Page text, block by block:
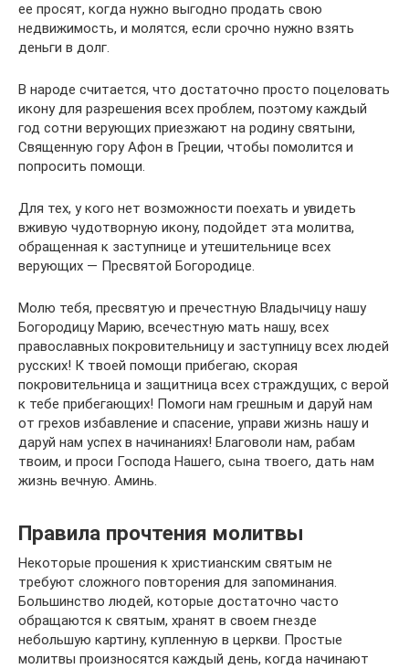
ее просят, когда нужно выгодно продать свою
недвижимость, и молятся, если срочно нужно взять
деньги в долг.
В народе считается, что достаточно просто поцеловать
икону для разрешения всех проблем, поэтому каждый
год сотни верующих приезжают на родину святыни,
Священную гору Афон в Греции, чтобы помолится и
попросить помощи.
Для тех, у кого нет возможности поехать и увидеть
вживую чудотворную икону, подойдет эта молитва,
обращенная к заступнице и утешительнице всех
верующих — Пресвятой Богородице.
Молю тебя, пресвятую и пречестную Владычицу нашу
Богородицу Марию, всечестную мать нашу, всех
православных покровительницу и заступницу всех людей
русских! К твоей помощи прибегаю, скорая
покровительница и защитница всех страждущих, с верой
к тебе прибегающих! Помоги нам грешным и даруй нам
от грехов избавление и спасение, управи жизнь нашу и
даруй нам успех в начинаниях! Благоволи нам, рабам
твоим, и проси Господа Нашего, сына твоего, дать нам
жизнь вечную. Аминь.
Правила прочтения молитвы
Некоторые прошения к христианским святым не
требуют сложного повторения для запоминания.
Большинство людей, которые достаточно часто
обращаются к святым, хранят в своем гнезде
небольшую картину, купленную в церкви. Простые
молитвы произносятся каждый день, когда начинают